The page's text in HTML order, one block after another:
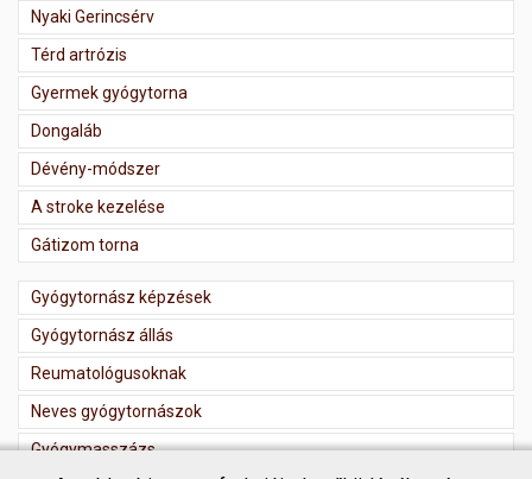
Nyaki Gerincsérv
Térd artrózis
Gyermek gyógytorna
Dongaláb
Dévény-módszer
A stroke kezelése
Gátizom torna
Gyógytornász képzések
Gyógytornász állás
Reumatológusoknak
Neves gyógytornászok
Gyógymasszázs